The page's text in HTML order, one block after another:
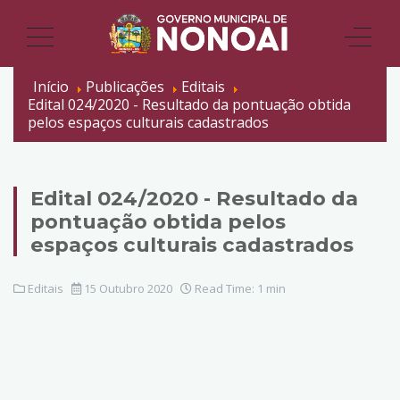
Início Publicações
Editais
Edital 024/2020 - Resultado da pontuação obtida
pelos espaços culturais cadastrados
Edital 024/2020 - Resultado da
pontuação obtida pelos
espaços culturais cadastrados
Editais 15 Outubro 2020 Read Time: 1 min